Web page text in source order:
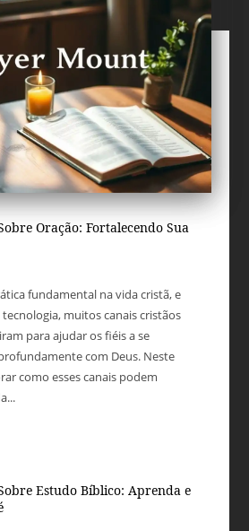
Oração: Fortalecendo Sua
fundamental na vida cristã, e
muitos canais cristãos
para ajudar os fiéis a se
com Deus. Neste
como esses canais podem
Estudo Bíblico: Aprenda e